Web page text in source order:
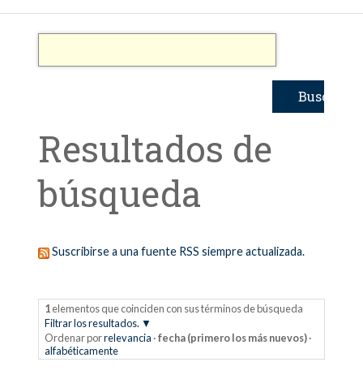
Resultados de
búsqueda
Suscribirse a una fuente RSS siempre actualizada.
1elementos que coinciden con sus términos de búsqueda
Filtrar los resultados.
Ordenar porrelevancia ·fecha (primero los más nuevos) ·
alfabéticamente